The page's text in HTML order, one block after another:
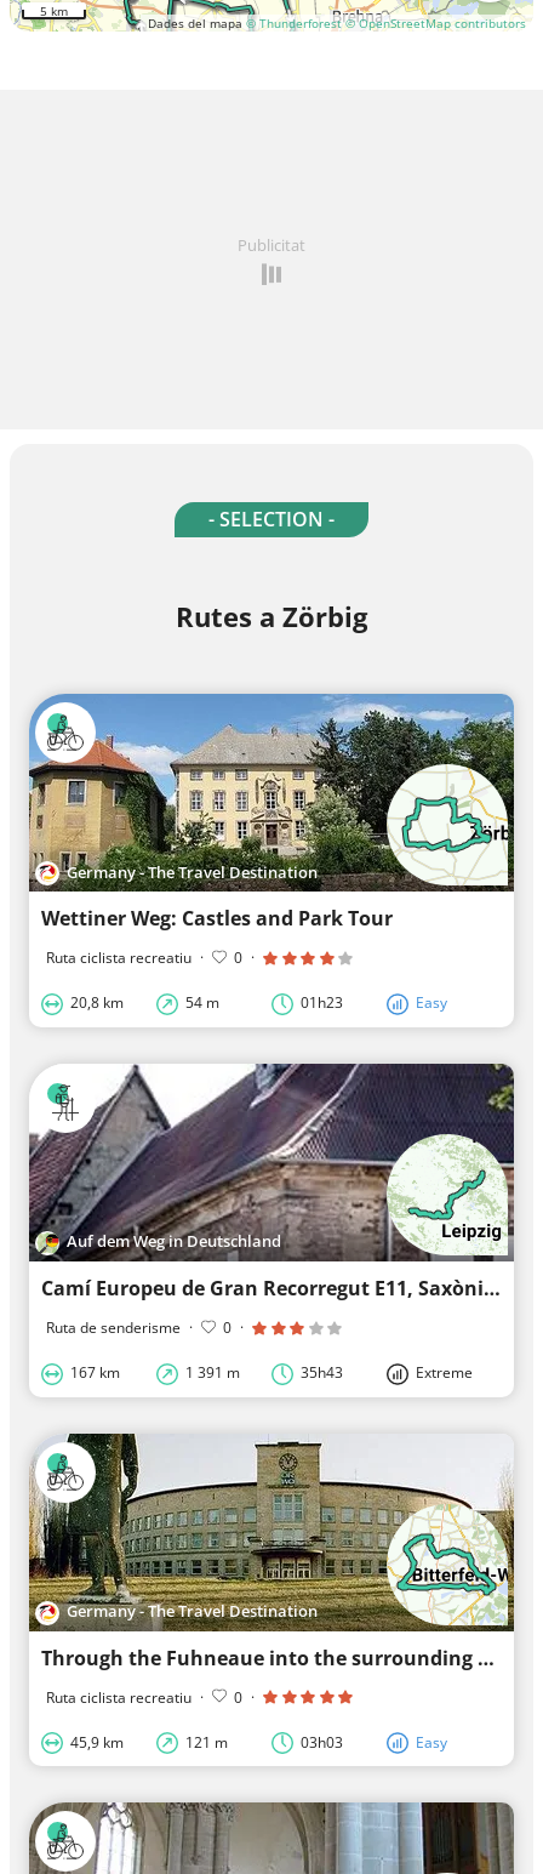
Dades del mapa © Thunderforest © OpenStreetMap contributors
5 km
Publicitat
- SELECTION -
Rutes a Zörbig
Germany - The Travel Destination
Wettiner Weg: Castles and Park Tour
Ruta ciclista recreatiu · 0 ·
20,8 km 54 m 01h23 Easy
Auf dem Weg in Deutschland
Camí Europeu de Gran Recorregut E11, Saxònia-Anhalt (O)
Ruta de senderisme · 0 ·
167 km 1 391 m 35h43 Extreme
Germany - The Travel Destination
Through the Fuhneaue into the surrounding area of Bitterfeld.
Ruta ciclista recreatiu · 0 ·
45,9 km 121 m 03h03 Easy